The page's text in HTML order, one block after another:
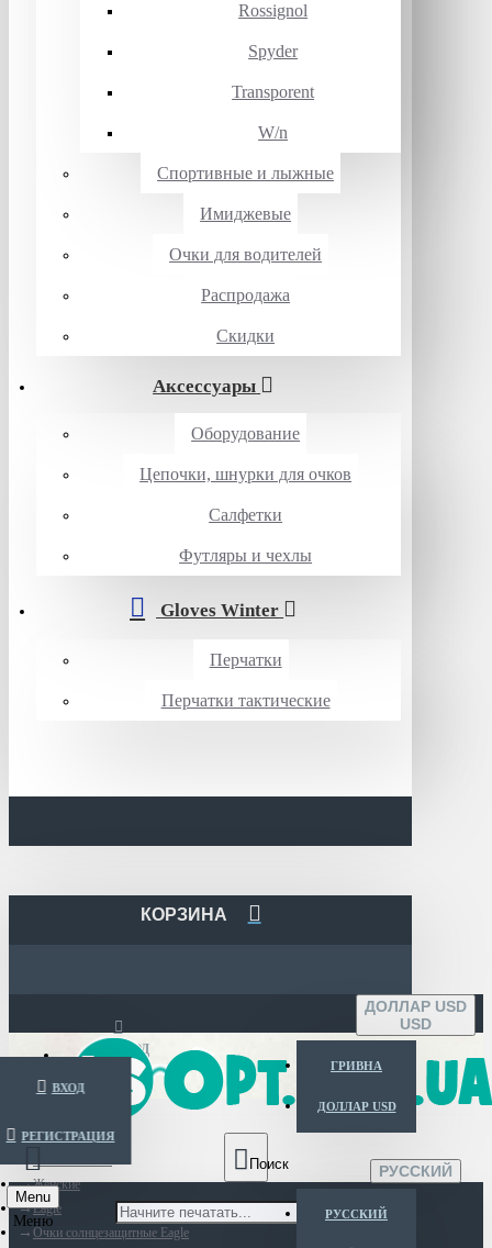
Rossignol
Spyder
Transporent
W/n
Спортивные и лыжные
Имиджевые
Очки для водителей
Распродажа
Скидки
Аксессуары
Оборудование
Цепочки, шнурки для очков
Салфетки
Футляры и чехлы
Gloves Winter
Перчатки
Перчатки тактические
КОРЗИНА
ВХОД
ВХОД
РЕГИСТРАЦИЯ
ДОЛЛАР USD
USD
ГРИВНА
ДОЛЛАР USD
РУССКИЙ
РУССКИЙ
Menu
Женские
Eagle
Очки солнцезащитные Eagle